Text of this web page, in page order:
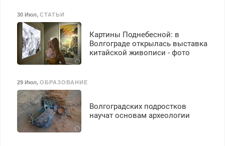
30 Июл, СТАТЬИ
Картины Поднебесной: в
Волгограде открылась выставка
китайской живописи - фото
29 Июл, ОБРАЗОВАНИЕ
Волгоградских подростков
научат основам археологии